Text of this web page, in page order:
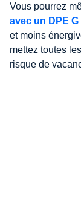
Vous pourrez
avec un DPE G
et moins
mettez toutes
risque de